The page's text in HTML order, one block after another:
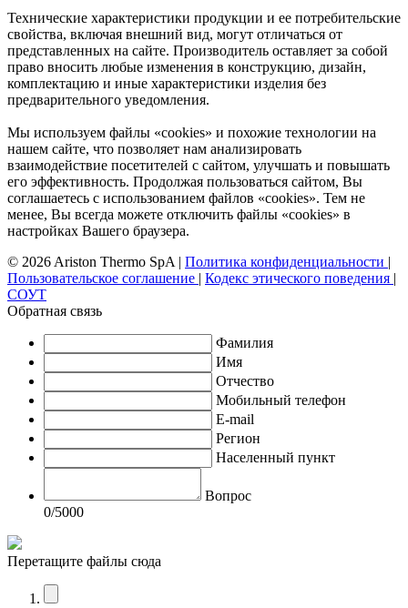
Технические характеристики продукции и ее потребительские
свойства, включая внешний вид, могут отличаться от
представленных на сайте. Производитель оставляет за собой
право вносить любые изменения в конструкцию, дизайн,
комплектацию и иные характеристики изделия без
предварительного уведомления.
Мы используем файлы «cookies» и похожие технологии на
нашем сайте, что позволяет нам анализировать
взаимодействие посетителей с сайтом, улучшать и повышать
его эффективность. Продолжая пользоваться сайтом, Вы
соглашаетесь с использованием файлов «cookies». Тем не
менее, Вы всегда можете отключить файлы «cookies» в
настройках Вашего браузера.
© 2026 Ariston Thermo SpA | Политика конфиденциальности |
Пользовательское соглашение | Кодекс этического поведения |
СОУТ
Обратная связь
Фамилия
Имя
Отчество
Мобильный телефон
E-mail
Регион
Населенный пункт
Вопрос
0/5000
Перетащите файлы сюда